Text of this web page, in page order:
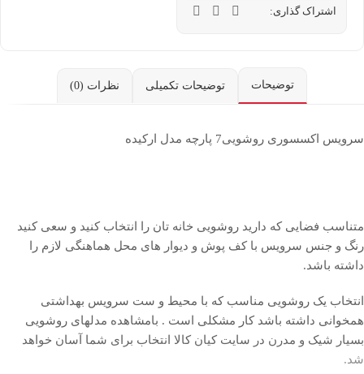
اشتراک گذاری:
توضیحات توضیحات تکمیلی نظرات (0)
سرویس اکسسوری روشویی7 پارچه مدل ارکیده
متناسب فضایی که دارید روشویی خانه تان را انتخاب کنید و سعی کنید
رنگ و جنس سرویس با کف پوش و دیوار های محل هماهنگی لازم را
داشته باشد.
انتخاب یک روشویی مناسب که با محیط و ست سرویس بهداشتی
همخوانی داشته باشد کار مشکلی است . بامشاهده مدلهای روشویی
بسیار شیک و مدرن در سایت کیان کالا انتخاب برای شما آسان خواهد
شد.